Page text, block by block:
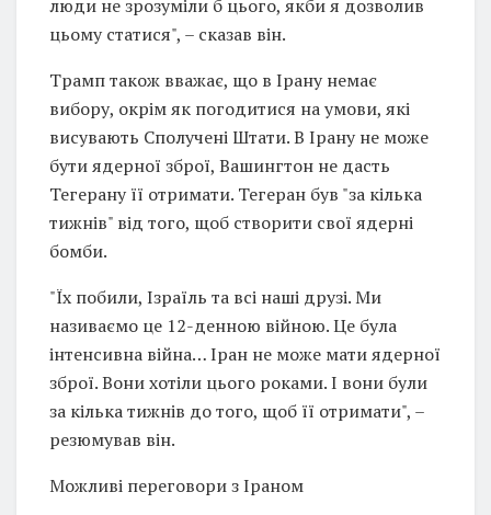
люди не зрозуміли б цього, якби я дозволив
цьому статися", – сказав він.
Трамп також вважає, що в Ірану немає
вибору, окрім як погодитися на умови, які
висувають Сполучені Штати. В Ірану не може
бути ядерної зброї, Вашингтон не дасть
Тегерану її отримати. Тегеран був "за кілька
тижнів" від того, щоб створити свої ядерні
бомби.
"Їх побили, Ізраїль та всі наші друзі. Ми
називаємо це 12-денною війною. Це була
інтенсивна війна… Іран не може мати ядерної
зброї. Вони хотіли цього роками. І вони були
за кілька тижнів до того, щоб її отримати", –
резюмував він.
Можливі переговори з Іраном